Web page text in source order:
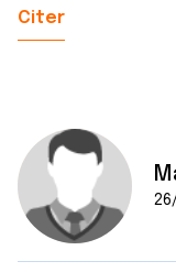
Citer